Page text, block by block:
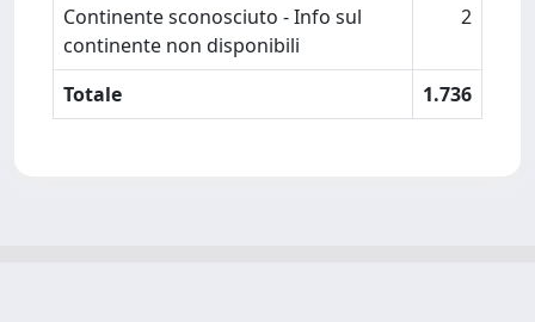
Continente sconosciuto - Info sul
continente non disponibili
2
Totale 1.736